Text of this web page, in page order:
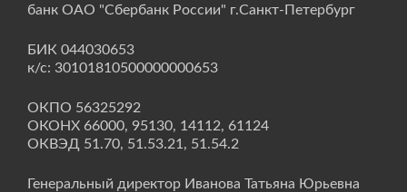
банк ОАО "Сбербанк России" г.Санкт-Петербург
БИК 044030653
к/с: 30101810500000000653
ОКПО 56325292
ОКОНХ 66000, 95130, 14112, 61124
ОКВЭД 51.70, 51.53.21, 51.54.2
Генеральный директор Иванова Татьяна Юрьевна